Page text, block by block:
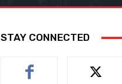
STAY CONNECTED